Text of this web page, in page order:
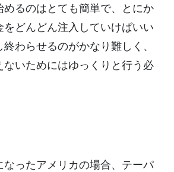
るのはとても簡単で、とにか
をどんどん注入していけばいい
わらせるのがかなり難しく、
いためにはゆっくりと行う必
なったアメリカの場合、テーパ